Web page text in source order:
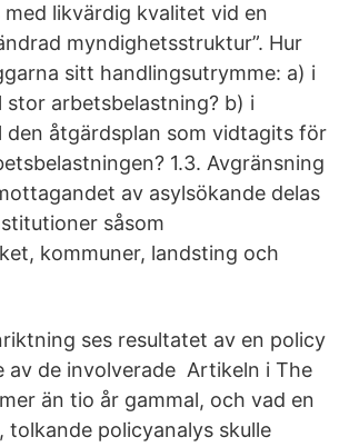
likvärdig kvalitet vid en
myndighetsstruktur”. Hur
sitt handlingsutrymme: a) i
arbetsbelastning? b) i
den åtgärdsplan som vidtagits för
1.3. Avgränsning
av asylsökande delas
såsom
kommuner, landsting och
ses resultatet av en policy
av de involverade Artikeln i The
än tio år gammal, och vad en
tolkande policyanalys skulle